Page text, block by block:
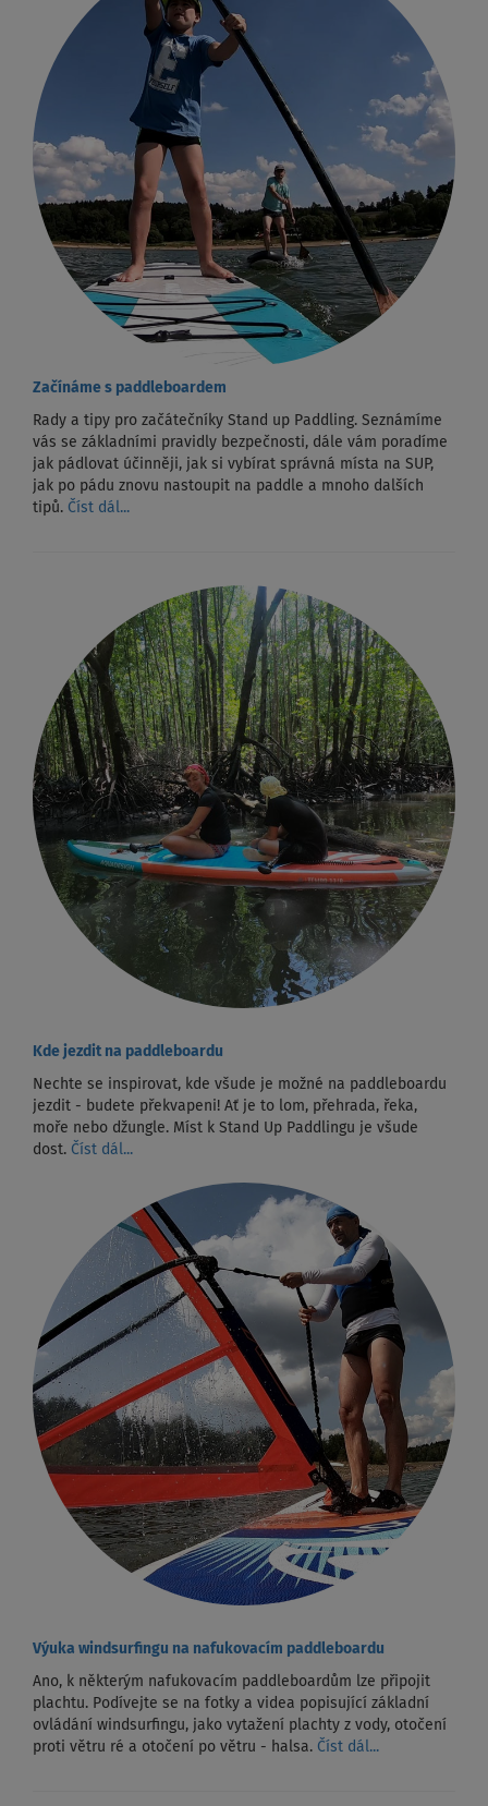
Začínáme s paddleboardem
Rady a tipy pro začátečníky Stand up Paddling. Seznámíme
vás se základními pravidly bezpečnosti, dále vám poradíme
jak pádlovat účinněji, jak si vybírat správná místa na SUP,
jak po pádu znovu nastoupit na paddle a mnoho dalších
tipů. Číst dál...
Kde jezdit na paddleboardu
Nechte se inspirovat, kde všude je možné na paddleboardu
jezdit - budete překvapeni! Ať je to lom, přehrada, řeka,
moře nebo džungle. Míst k Stand Up Paddlingu je všude
dost. Číst dál...
Výuka windsurfingu na nafukovacím paddleboardu
Ano, k některým nafukovacím paddleboardům lze připojit
plachtu. Podívejte se na fotky a videa popisující základní
ovládání windsurfingu, jako vytažení plachty z vody, otočení
proti větru ré a otočení po větru - halsa. Číst dál...